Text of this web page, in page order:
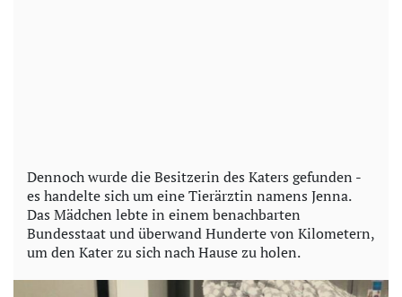
Dennoch wurde die Besitzerin des Katers gefunden -
es handelte sich um eine Tierärztin namens Jenna.
Das Mädchen lebte in einem benachbarten
Bundesstaat und überwand Hunderte von Kilometern,
um den Kater zu sich nach Hause zu holen.